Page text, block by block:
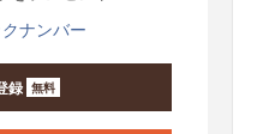
ナンバー
録 無料